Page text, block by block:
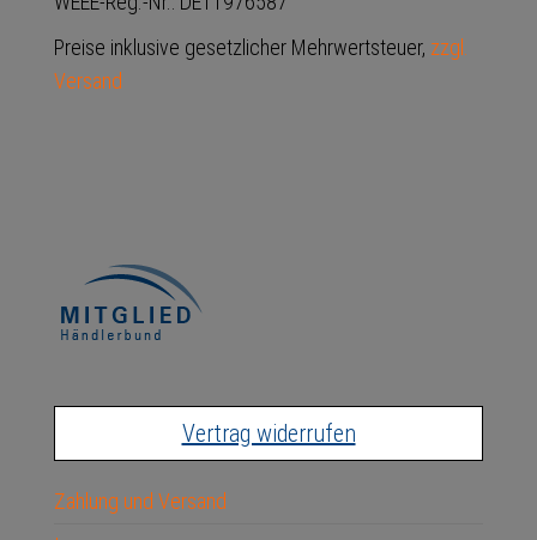
Preise inklusive gesetzlicher Mehrwertsteuer, zzgl.
Versand
Vertrag widerrufen
Zahlung und Versand